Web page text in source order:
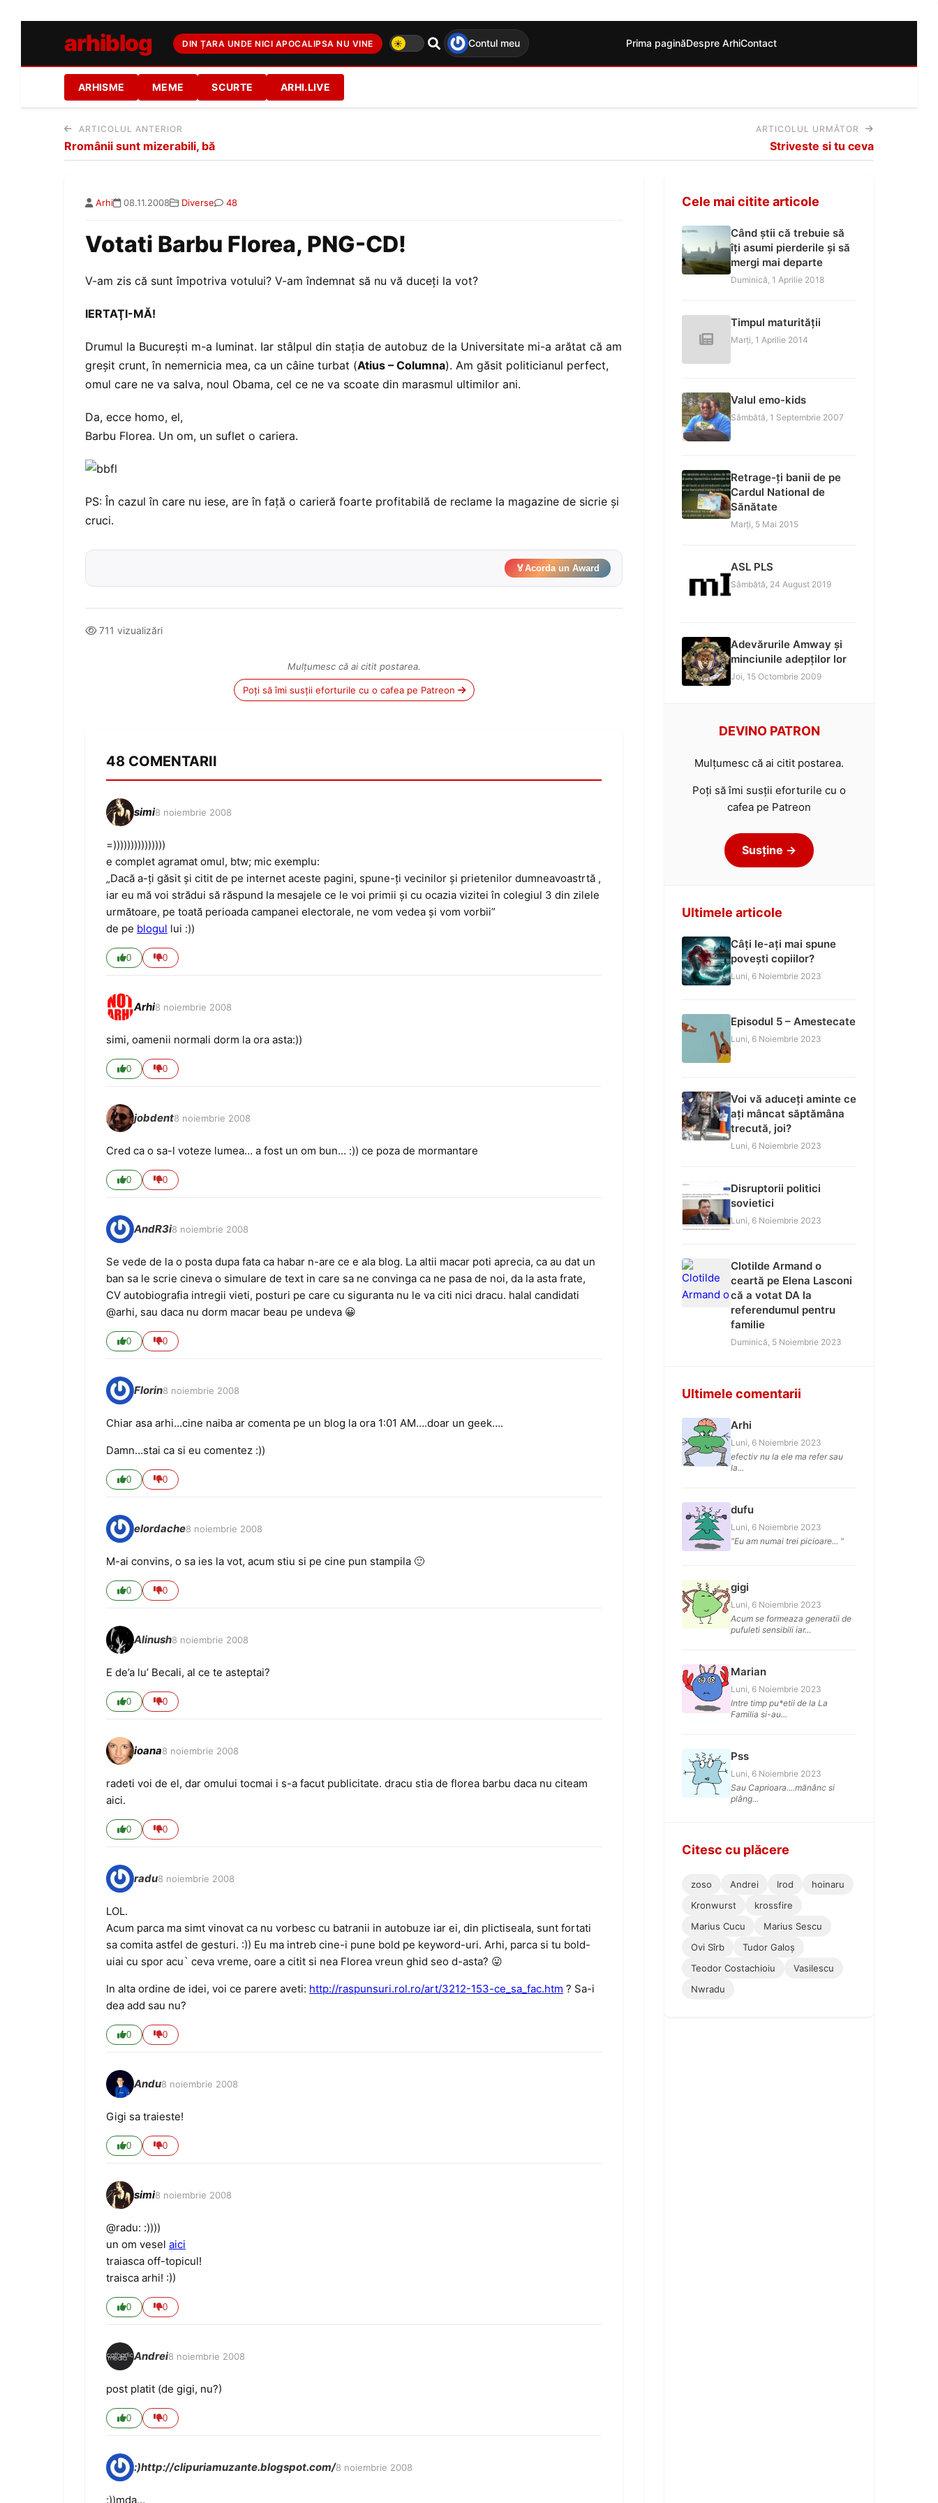
arhiblog DIN ȚARA UNDE NICI APOCALIPSA NU VINE Contul meu Prima paginăDespre ArhiContact
ARHISME MEME SCURTE ARHI.LIVE
ARTICOLUL ANTERIOR
Rromânii sunt mizerabili, bă
ARTICOLUL URMĂTOR
Striveste si tu ceva
Arhi 08.11.2008 Diverse 48
Votati Barbu Florea, PNG-CD!
V-am zis că sunt împotriva votului? V-am îndemnat să nu vă duceţi la vot?
IERTAŢI-MĂ!
Drumul la Bucureşti m-a luminat. Iar stâlpul din staţia de autobuz de la Universitate mi-a arătat că am
greşit crunt, în nemernicia mea, ca un câine turbat (Atius – Columna). Am găsit politicianul perfect,
omul care ne va salva, noul Obama, cel ce ne va scoate din marasmul ultimilor ani.
Da, ecce homo, el,
Barbu Florea. Un om, un suflet o cariera.
PS: În cazul în care nu iese, are în faţă o carieră foarte profitabilă de reclame la magazine de sicrie şi
cruci.
🏅Acorda un Award
711 vizualizări
Mulțumesc că ai citit postarea.
Poți să îmi susții eforturile cu o cafea pe Patreon
48 COMENTARII
simi8 noiembrie 2008
=)))))))))))))))
e complet agramat omul, btw; mic exemplu:
„Dacă a-ţi găsit şi citit de pe internet aceste pagini, spune-ţi vecinilor şi prietenilor dumneavoastrtă ,
iar eu mă voi strădui să răspund la mesajele ce le voi primii şi cu ocazia vizitei în colegiul 3 din zilele
următoare, pe toată perioada campanei electorale, ne vom vedea şi vom vorbii”
de pe blogul lui :))
0 0
Arhi8 noiembrie 2008
simi, oamenii normali dorm la ora asta:))
0 0
jobdent8 noiembrie 2008
Cred ca o sa-l voteze lumea… a fost un om bun… :)) ce poza de mormantare
0 0
AndR3i8 noiembrie 2008
Se vede de la o posta dupa fata ca habar n-are ce e ala blog. La altii macar poti aprecia, ca au dat un
ban sa le scrie cineva o simulare de text in care sa ne convinga ca ne pasa de noi, da la asta frate,
CV autobiografia intregii vieti, posturi pe care cu siguranta nu le va citi nici dracu. halal candidati
@arhi, sau daca nu dorm macar beau pe undeva 😀
0 0
Florin8 noiembrie 2008
Chiar asa arhi…cine naiba ar comenta pe un blog la ora 1:01 AM….doar un geek….
Damn…stai ca si eu comentez :))
0 0
eIordache8 noiembrie 2008
M-ai convins, o sa ies la vot, acum stiu si pe cine pun stampila 🙂
0 0
Alinush8 noiembrie 2008
E de’a lu’ Becali, al ce te asteptai?
0 0
ioana8 noiembrie 2008
radeti voi de el, dar omului tocmai i s-a facut publicitate. dracu stia de florea barbu daca nu citeam
aici.
0 0
radu8 noiembrie 2008
LOL.
Acum parca ma simt vinovat ca nu vorbesc cu batranii in autobuze iar ei, din plictiseala, sunt fortati
sa comita astfel de gesturi. :)) Eu ma intreb cine-i pune bold pe keyword-uri. Arhi, parca si tu bold-
uiai cu spor acu` ceva vreme, oare a citit si nea Florea vreun ghid seo d-asta? 😛
In alta ordine de idei, voi ce parere aveti: http://raspunsuri.rol.ro/art/3212-153-ce_sa_fac.htm ? Sa-i
dea add sau nu?
0 0
Andu8 noiembrie 2008
Gigi sa traieste!
0 0
simi8 noiembrie 2008
@radu: :))))
un om vesel aici
traiasca off-topicul!
traisca arhi! :))
0 0
Andrei8 noiembrie 2008
post platit (de gigi, nu?)
0 0
:)http://clipuriamuzante.blogspot.com/8 noiembrie 2008
:))mda…
Cele mai citite articole
Când știi că trebuie să
îți asumi pierderile și să
mergi mai departe
Duminică, 1 Aprilie 2018
Timpul maturității
Marți, 1 Aprilie 2014
Valul emo-kids
Sâmbătă, 1 Septembrie 2007
Retrage-ți banii de pe
Cardul National de
Sănătate
Marți, 5 Mai 2015
ASL PLS
Sâmbătă, 24 August 2019
Adevărurile Amway și
minciunile adepților lor
Joi, 15 Octombrie 2009
DEVINO PATRON
Mulțumesc că ai citit postarea.
Poți să îmi susții eforturile cu o
cafea pe Patreon
Susține →
Ultimele articole
Câți le-ați mai spune
povești copiilor?
Luni, 6 Noiembrie 2023
Episodul 5 – Amestecate
Luni, 6 Noiembrie 2023
Voi vă aduceți aminte ce
ați mâncat săptămâna
trecută, joi?
Luni, 6 Noiembrie 2023
Disruptorii politici
sovietici
Luni, 6 Noiembrie 2023
Clotilde Armand o
ceartă pe Elena Lasconi
că a votat DA la
referendumul pentru
familie
Duminică, 5 Noiembrie 2023
Ultimele comentarii
Arhi
Luni, 6 Noiembrie 2023
efectiv nu la ele ma refer sau
la...
dufu
Luni, 6 Noiembrie 2023
"Eu am numai trei picioare... "
gigi
Luni, 6 Noiembrie 2023
Acum se formeaza generatii de
pufuleti sensibili iar...
Marian
Luni, 6 Noiembrie 2023
Intre timp pu*etii de la La
Familia si-au...
Pss
Luni, 6 Noiembrie 2023
Sau Caprioara....mănânc si
plâng...
Citesc cu plăcere
zoso Andrei Irod
hoinaru
Kronwurst
krossfire
Marius Cucu
Marius Sescu
Ovi Sîrb
Tudor Galoș
Teodor Costachioiu
Vasilescu
Nwradu